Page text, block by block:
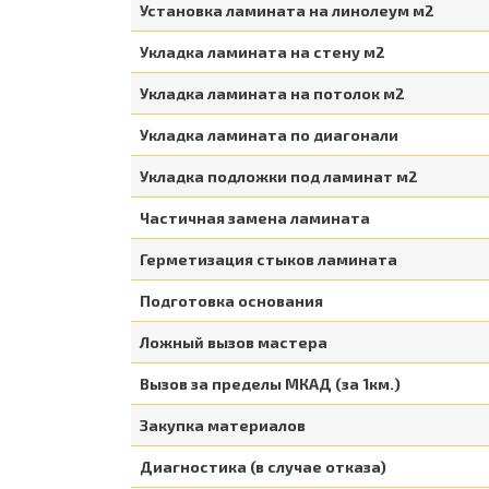
Установка ламината на линолеум м2
Укладка ламината на стену м2
Укладка ламината на потолок м2
Укладка ламината по диагонали
Укладка подложки под ламинат м2
Частичная замена ламината
Герметизация стыков ламината
Подготовка основания
Ложный вызов мастера
Вызов за пределы МКАД (за 1км.)
Закупка материалов
Диагностика (в случае отказа)